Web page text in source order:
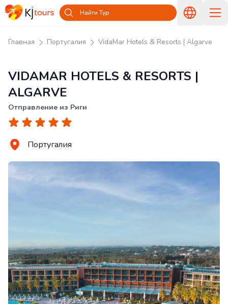
Найти Тур
Главная Португалия VidaMar Hotels & Resorts | Algarve
VIDAMAR HOTELS & RESORTS |
ALGARVE
Отправление из Риги
Португалия